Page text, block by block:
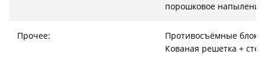
порошковое напыление
Прочее:
Противосъёмные
Кованая решетка +